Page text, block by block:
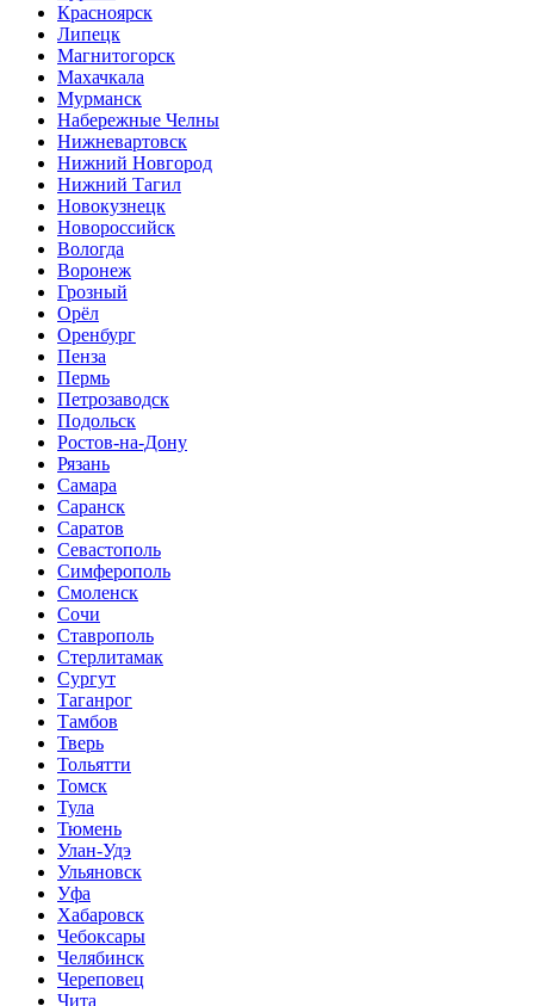
Красноярск
Липецк
Магнитогорск
Махачкала
Мурманск
Набережные Челны
Нижневартовск
Нижний Новгород
Нижний Тагил
Новокузнецк
Новороссийск
Вологда
Воронеж
Грозный
Орёл
Оренбург
Пенза
Пермь
Петрозаводск
Подольск
Ростов-на-Дону
Рязань
Самара
Саранск
Саратов
Севастополь
Симферополь
Смоленск
Сочи
Ставрополь
Стерлитамак
Сургут
Таганрог
Тамбов
Тверь
Тольятти
Томск
Тула
Тюмень
Улан-Удэ
Ульяновск
Уфа
Хабаровск
Чебоксары
Челябинск
Череповец
Чита